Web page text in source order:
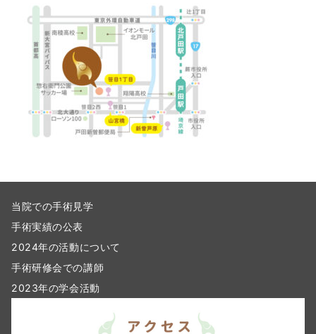
当院での手術見学
手術実績の公表
2024年の活動について
手術研修会での講師
2023年の学会活動